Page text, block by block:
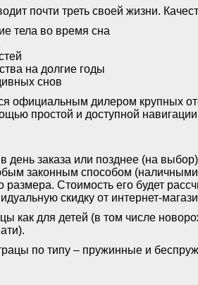
почти треть своей жизни.
тела во время сна
на долгие годы
снов
официальным дилером крупных
простой и доступной
день заказа или позднее (на выбор)
законным способом
размера. Стоимость его будет
скидку от интернет-
как для детей (в том числе
по типу – пружинные и